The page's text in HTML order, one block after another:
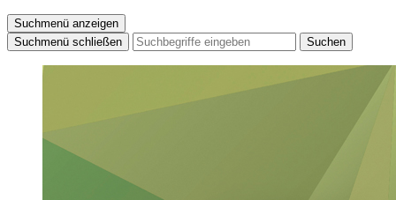
Suchmenü anzeigen
Suchmenü schließen
Suchen